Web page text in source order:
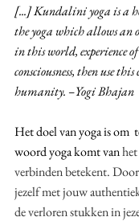
[...] Kundalini yoga is a
the yoga which allows an
in this world, experience
consciousness, then use this
humanity. –Yogi Bhajan
Het doel van yoga is om
woord yoga komt van
verbinden betekent.
jezelf met jouw
de verloren stukken in